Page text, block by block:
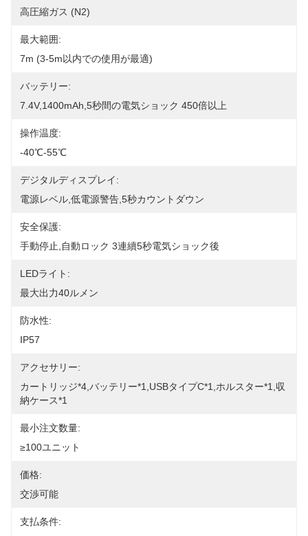
高圧縮ガス (N2)
最大範囲:
7m (3-5m以内での使用が最適)
バッテリー:
7.4V,1400mAh,5秒間の電気ショック 450倍以上
操作温度:
-40℃-55℃
デジタルディスプレイ:
電源レベル,低電源警告,5秒カウントダウン
安全保護:
手動停止,自動ロック 3連續5秒電気ショック後
LEDライト:
最大出力40ルメン
防水性:
IP57
アクセサリー:
カートリッジ*4,バッテリー*1,USBタイプC*1,ホルスター*1,収
納ケース*1
最小注文数量:
≥100ユニット
価格:
交渉可能
支払条件: